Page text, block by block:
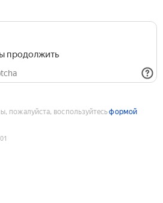
продолжить
пожалуйста, воспользуйтесьформой